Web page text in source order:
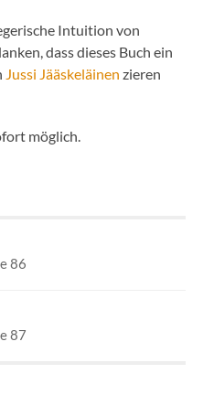
Intuition von
dass dieses Buch ein
Jussi Jääskeläinen zieren
möglich.
86
87